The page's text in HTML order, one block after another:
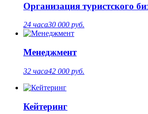
Организация туристского
24 часа30 000 руб.
Менеджмент
32 часа42 000 руб.
Кейтеринг